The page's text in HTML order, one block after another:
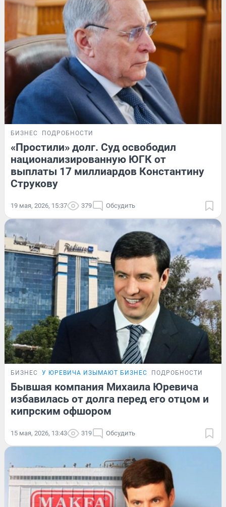
БИЗНЕС ПОДРОБНОСТИ
«Простили» долг. Суд освободил
национализированную ЮГК от
выплаты 17 миллиардов Константину
Струкову
19 мая, 2026, 15:37 379 Обсудить
БИЗНЕС У ЮРЕВИЧА ИЗЫМАЮТ БИЗНЕС ПОДРОБНОСТИ
Бывшая компания Михаила Юревича
избавилась от долга перед его отцом и
кипрским офшором
15 мая, 2026, 13:43 319 Обсудить